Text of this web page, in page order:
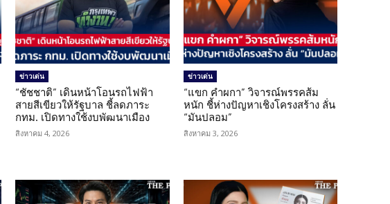
ข่าวเด่น
“ชัชชาติ” เดินหน้าโอนรถไฟฟ้า
สายสีเขียวให้รัฐบาล ชี้ลดภาระ
กทม. เปิดทางใช้งบพัฒนาเมือง
สิงหาคม 4, 2026
ข่าวเด่น
“แขก คำผกา” วิจารณ์พรรคส้ม
หนัก ชี้ห่างปัญหาเชิงโครงสร้าง ลั่น
“มันปลอม”
สิงหาคม 3, 2026